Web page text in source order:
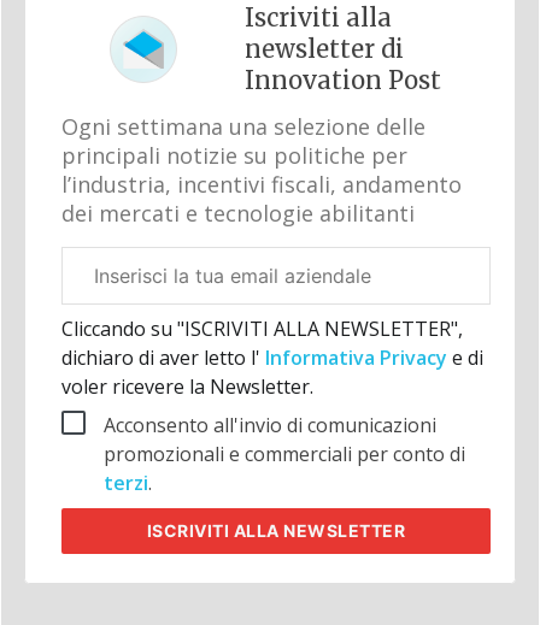
Iscriviti alla
newsletter di
Innovation Post
Ogni settimana una selezione delle
principali notizie su politiche per
l’industria, incentivi fiscali, andamento
dei mercati e tecnologie abilitanti
aziendale
Cliccando su "ISCRIVITI ALLA NEWSLETTER",
dichiaro di aver letto l' Informativa Privacy e di
voler ricevere la Newsletter.
Acconsento all'invio di comunicazioni
promozionali e commerciali per conto di
terzi.
ISCRIVITI ALLA NEWSLETTER